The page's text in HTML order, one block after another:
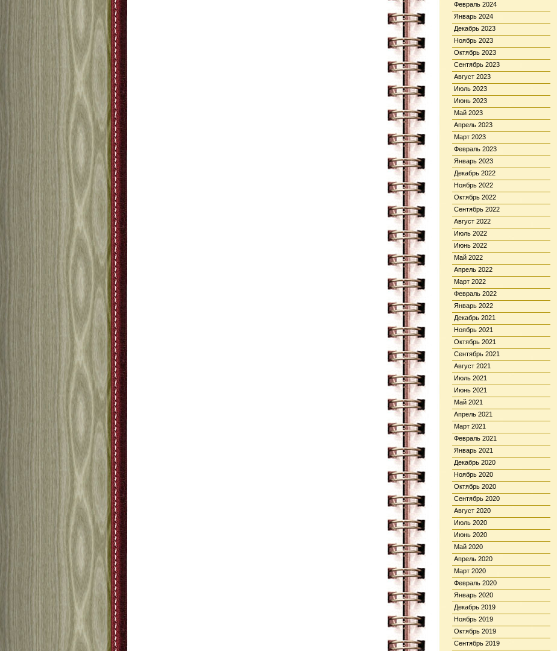
Февраль 2024
Январь 2024
Декабрь 2023
Ноябрь 2023
Октябрь 2023
Сентябрь 2023
Август 2023
Июль 2023
Июнь 2023
Май 2023
Апрель 2023
Март 2023
Февраль 2023
Январь 2023
Декабрь 2022
Ноябрь 2022
Октябрь 2022
Сентябрь 2022
Август 2022
Июль 2022
Июнь 2022
Май 2022
Апрель 2022
Март 2022
Февраль 2022
Январь 2022
Декабрь 2021
Ноябрь 2021
Октябрь 2021
Сентябрь 2021
Август 2021
Июль 2021
Июнь 2021
Май 2021
Апрель 2021
Март 2021
Февраль 2021
Январь 2021
Декабрь 2020
Ноябрь 2020
Октябрь 2020
Сентябрь 2020
Август 2020
Июль 2020
Июнь 2020
Май 2020
Апрель 2020
Март 2020
Февраль 2020
Январь 2020
Декабрь 2019
Ноябрь 2019
Октябрь 2019
Сентябрь 2019